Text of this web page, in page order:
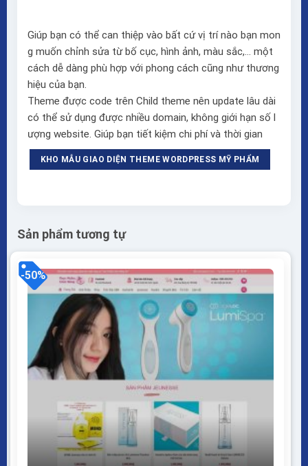
Giúp bạn có thể can thiệp vào bất cứ vị trí nào bạn mon
g muốn chỉnh sửa từ bố cục, hình ảnh, màu sắc,… một
cách dễ dàng phù hợp với phong cách cũng như thương
hiệu của bạn.
Theme được code trên Child theme nên update lâu dài
có thể sử dụng được nhiều domain, không giới hạn số l
ượng website. Giúp bạn tiết kiệm chi phí và thời gian
KHO MẪU GIAO DIỆN THEME WORDPRESS MỸ PHẨM
Sản phẩm tương tự
-50%